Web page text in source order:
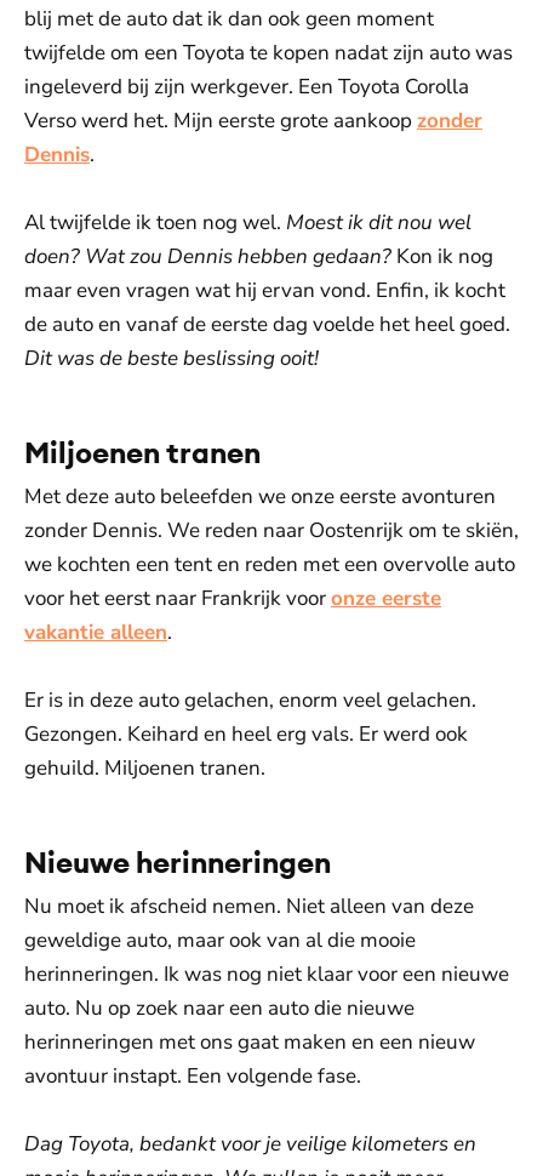
blij met de auto dat ik dan ook geen moment
twijfelde om een Toyota te kopen nadat zijn auto was
ingeleverd bij zijn werkgever. Een Toyota Corolla
Verso werd het. Mijn eerste grote aankoop zonder
Dennis.
Al twijfelde ik toen nog wel. Moest ik dit nou wel
doen? Wat zou Dennis hebben gedaan? Kon ik nog
maar even vragen wat hij ervan vond. Enfin, ik kocht
de auto en vanaf de eerste dag voelde het heel goed.
Dit was de beste beslissing ooit!
Miljoenen tranen
Met deze auto beleefden we onze eerste avonturen
zonder Dennis. We reden naar Oostenrijk om te skiën,
we kochten een tent en reden met een overvolle auto
voor het eerst naar Frankrijk vooronze eerste
vakantie alleen.
Er is in deze auto gelachen, enorm veel gelachen.
Gezongen. Keihard en heel erg vals. Er werd ook
gehuild. Miljoenen tranen.
Nieuwe herinneringen
Nu moet ik afscheid nemen. Niet alleen van deze
geweldige auto, maar ook van al die mooie
herinneringen. Ik was nog niet klaar voor een nieuwe
auto. Nu op zoek naar een auto die nieuwe
herinneringen met ons gaat maken en een nieuw
avontuur instapt. Een volgende fase.
Dag Toyota, bedankt voor je veilige kilometers en